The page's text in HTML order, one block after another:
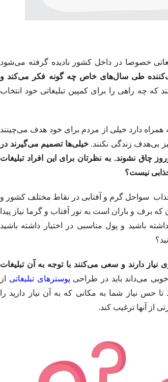
خصوصا در داخل کشور نادیده گرفته می‌شود
طی سال‌های خاص چه گونه فکر می‌کند و
که چه راهی را برای کمپین تبلیغاتی خود انتخاب
همراه دارد خیلی از مردم برای خود هدف می‌چینند
بی‌هدف زندگی نکنند.خیلی‌ها تصمیم می‌گیرند در
چاق نشوند. به نظرتان برای این افراد تبلیغات
نیست؟
سواحل گرم و آفتابی در نقاط مختلف کشور و
برف و باران است به نور آفتاب و گرما نیاز پیدا
باشید و پول مناسبی در اختیار داشته باشید
نیاز دارند و سعی می‌کنند با توجه به آن تبلیغات
می‌داند باید در طراحی پوسترهای تبلیغاتی از
حس نیاز شما به مکانی که به آن نیاز دارید را
از آنها ترغیب کند.